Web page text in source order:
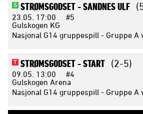
S STRØMSGODSET -SANDNES ULF
23.05. 17:00
#5
Gulskogen KG
Nasjonal G14 gruppespill - Gruppe A
T STRØMSGODSET -START (2-5)
09.05. 13:00
#4
Gulskogen Arena
Nasjonal G14 gruppespill - Gruppe A